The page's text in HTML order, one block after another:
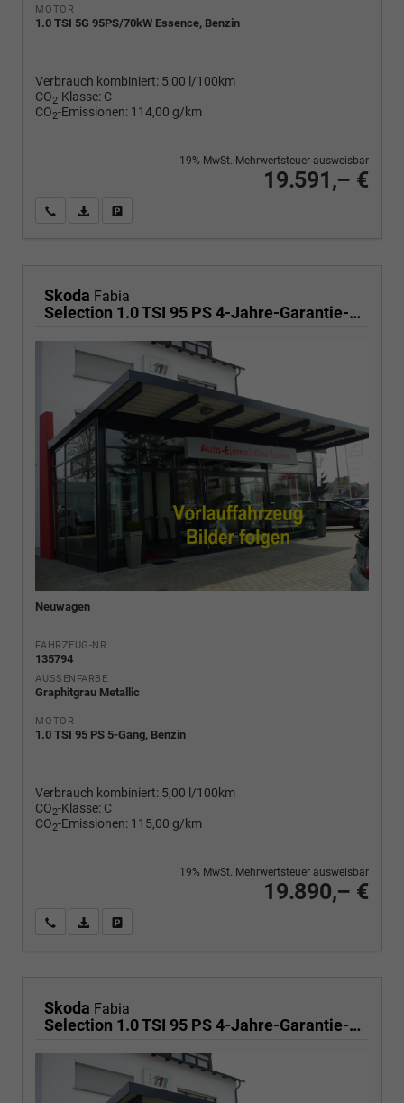
MOTOR
1.0 TSI 5G 95PS/70kW Essence, Benzin
Verbrauch kombiniert: 5,00 l/100km
CO2-Klasse: C
CO2-Emissionen: 114,00 g/km
19.591,– €
19% MwSt. Mehrwertsteuer ausweisbar
Wir rufen Sie anPDF-Fahrzeugexposé drucken
Skoda Fabia
Selection 1.0 TSI 95 PS 4-Jahre-Garantie-AppleCarPlay-AndroidAuto-LED-PDC-Sitzheizung-DAB-Klima
Neuwagen
FAHRZEUG-NR.
135794
AUSSENFARBE
Graphitgrau Metallic
MOTOR
1.0 TSI 95 PS 5-Gang, Benzin
Verbrauch kombiniert: 5,00 l/100km
CO2-Klasse: C
CO2-Emissionen: 115,00 g/km
19.890,– €
19% MwSt. Mehrwertsteuer ausweisbar
Wir rufen Sie anPDF-Fahrzeugexposé drucken
Skoda Fabia
Selection 1.0 TSI 95 PS 4-Jahre-Garantie-AppleCarPlay-AndroidAuto-LED-PDC-Sitzheizung-DAB-Klima